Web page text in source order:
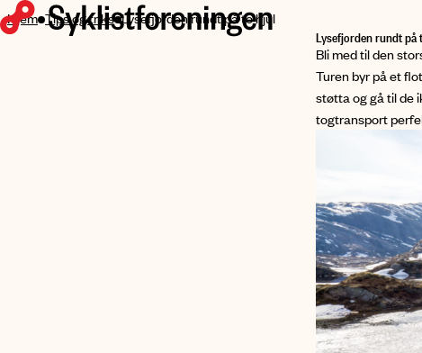
HOPP
TIL
Hjem Tips og triks Lysefjorden rundt på to hjul
Lysefjorden rundt på
Bli med til den
Turen byr på et
støtta og gå til de
togtransport